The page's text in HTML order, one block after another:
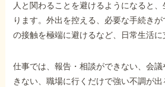
お電話でのお問い合わせ
089-907-
受付時間：平日9:00~18:00
人と関わることを避けるようになると
ります。外出を控える、必要な手続き
の接触を極端に避けるなど、日常生活に
仕事では、報告・相談ができない、会
きない、職場に行くだけで強い不調が